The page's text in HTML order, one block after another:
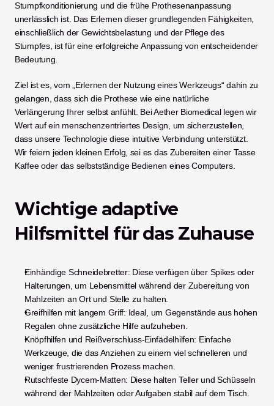
Stumpfkonditionierung und die frühe Prothesenanpassung
unerlässlich ist. Das Erlernen dieser grundlegenden Fähigkeiten,
einschließlich der Gewichtsbelastung und der Pflege des
Stumpfes, ist für eine erfolgreiche Anpassung von entscheidender
Bedeutung.
Ziel ist es, vom „Erlernen der Nutzung eines Werkzeugs“ dahin zu
gelangen, dass sich die Prothese wie eine natürliche
Verlängerung Ihrer selbst anfühlt. Bei Aether Biomedical legen wir
Wert auf ein menschenzentriertes Design, um sicherzustellen,
dass unsere Technologie diese intuitive Verbindung unterstützt.
Wir feiern jeden kleinen Erfolg, sei es das Zubereiten einer Tasse
Kaffee oder das selbstständige Bedienen eines Computers.
Wichtige adaptive
Hilfsmittel für das Zuhause
Einhändige Schneidebretter: Diese verfügen über Spikes oder
Halterungen, um Lebensmittel während der Zubereitung von
Mahlzeiten an Ort und Stelle zu halten.
Greifhilfen mit langem Griff: Ideal, um Gegenstände aus hohen
Regalen ohne zusätzliche Hilfe aufzuheben.
Knöpfhilfen und Reißverschluss-Einfädelhilfen: Einfache
Werkzeuge, die das Anziehen zu einem viel schnelleren und
weniger frustrierenden Prozess machen.
Rutschfeste Dycem-Matten: Diese halten Teller und Schüsseln
während der Mahlzeiten oder Aufgaben stabil auf dem Tisch.